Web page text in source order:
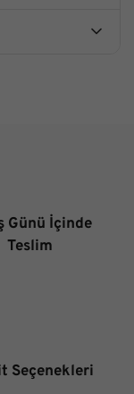
Günü İçinde
Teslim
Seçenekleri